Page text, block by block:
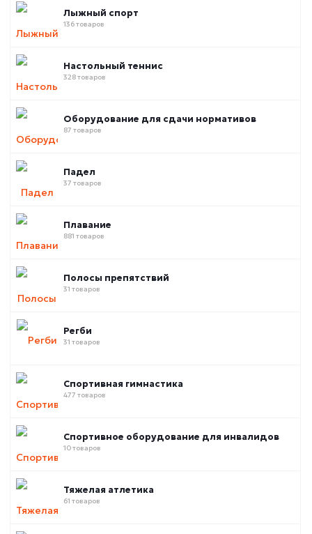
Лыжный спорт
136 товаров
Настольный теннис
328 товаров
Оборудование для сдачи нормативов
87 товаров
Падел
37 товаров
Плавание
881 товаров
Полосы препятствий
31 товаров
Регби
31 товаров
Спортивная гимнастика
477 товаров
Спортивное оборудование для инвалидов
10 товаров
Тяжелая атлетика
61 товаров